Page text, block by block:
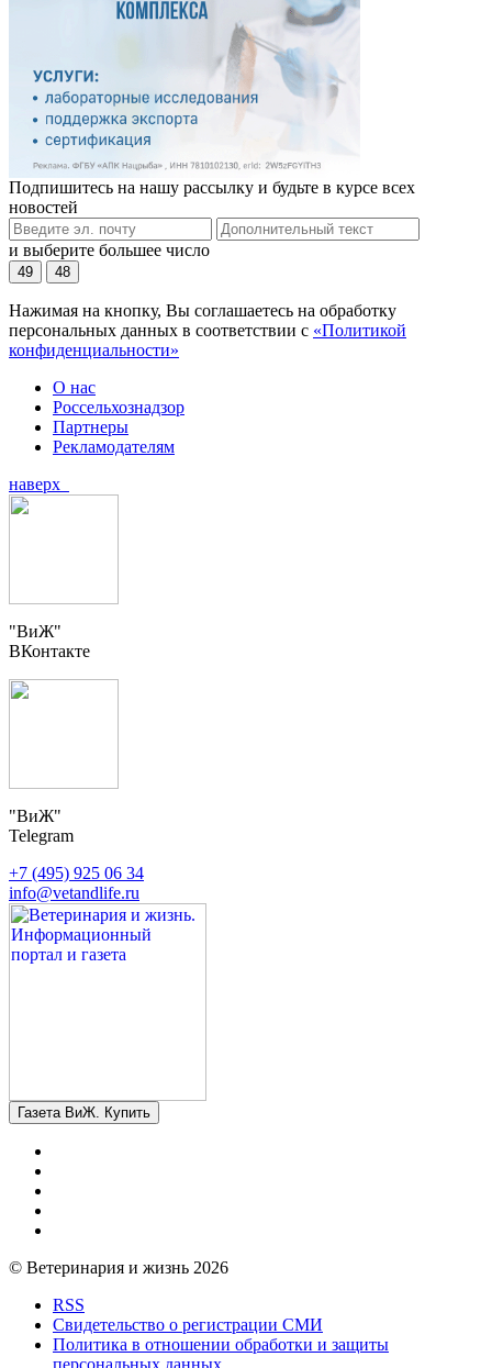
Подпишитесь на нашу рассылку и будьте в курсе всех
новостей
и выберите большее число
49 48
Нажимая на кнопку, Вы соглашаетесь на обработку
персональных данных в соответствии с «Политикой
конфиденциальности»
О нас
Россельхознадзор
Партнеры
Рекламодателям
наверх
"ВиЖ"
ВКонтакте
"ВиЖ"
Telegram
+7 (495) 925 06 34
info@vetandlife.ru
Газета ВиЖ. Купить
© Ветеринария и жизнь 2026
RSS
Свидетельство о регистрации СМИ
Политика в отношении обработки и защиты